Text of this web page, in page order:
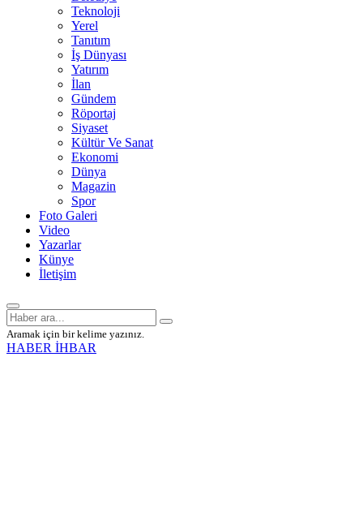
Teknoloji
Yerel
Tanıtım
İş Dünyası
Yatırım
İlan
Gündem
Röportaj
Siyaset
Kültür Ve Sanat
Ekonomi
Dünya
Magazin
Spor
Foto Galeri
Video
Yazarlar
Künye
İletişim
Aramak için bir kelime yazınız.
HABER İHBAR